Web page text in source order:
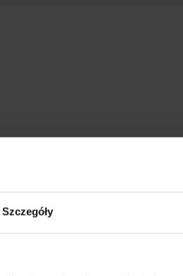
Szczegóły
należy podążać za
pozwoli Ci na
Jednym z trendów we
marketing. Zobacz, jak